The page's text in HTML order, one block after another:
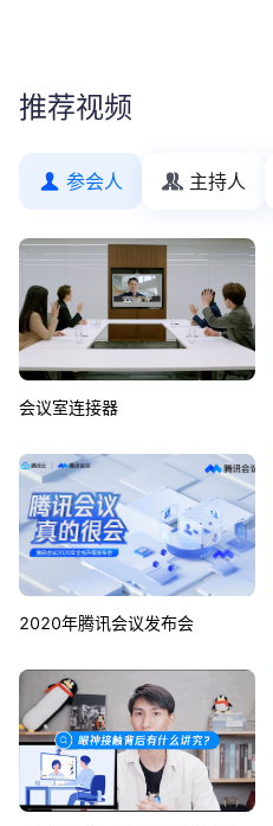
推荐视频
参会人 主持人
会议室连接器
2020年腾讯会议发布会